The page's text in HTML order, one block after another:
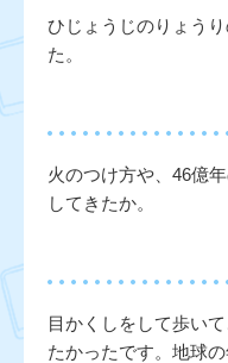
ひじょうじのりょう
た。
火のつけ方や、46億
してきたか。
目かくしをして歩い
たかったです。地球